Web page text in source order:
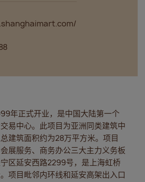
年正式开业，是中国大陆第一个
易中心。 此项目为亚洲同类建筑中
建筑面积约为28万平方米。项目
展服务、商务办公三大主力义务板
区延安西路2299号，是上海虹桥
项目毗邻内环线和延安高架出入口